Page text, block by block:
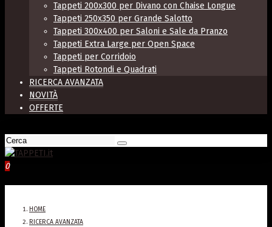
Tappeti 200x300 per Divano con Chaise Longue
Tappeti 250x350 per Grande Salotto
Tappeti 300x400 per Saloni e Sale da Pranzo
Tappeti Extra Large per Open Space
Tappeti per Corridoio
Tappeti Rotondi e Quadrati
RICERCA AVANZATA
NOVITÀ
OFFERTE
0
HOME
RICERCA AVANZATA